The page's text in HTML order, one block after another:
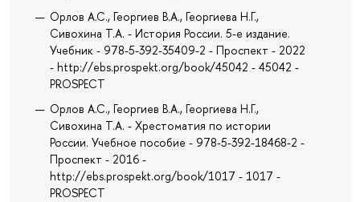
Орлов А.С., Георгиев В.А., Георгиева Н.Г.,
Сивохина Т.А. - История России. 5-е издание.
Учебник - 978-5-392-35409-2 - Проспект - 2022
- http://ebs.prospekt.org/book/45042 - 45042 -
PROSPECT
Орлов А.С., Георгиев В.А., Георгиева Н.Г.,
Сивохина Т.А. - Хрестоматия по истории
России. Учебное пособие - 978-5-392-18468-2 -
Проспект - 2016 -
http://ebs.prospekt.org/book/1017 - 1017 -
PROSPECT